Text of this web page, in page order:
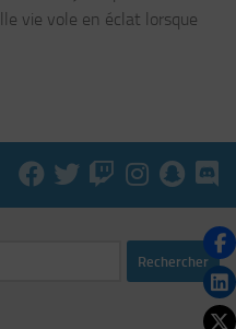
vie vole en éclat lorsque